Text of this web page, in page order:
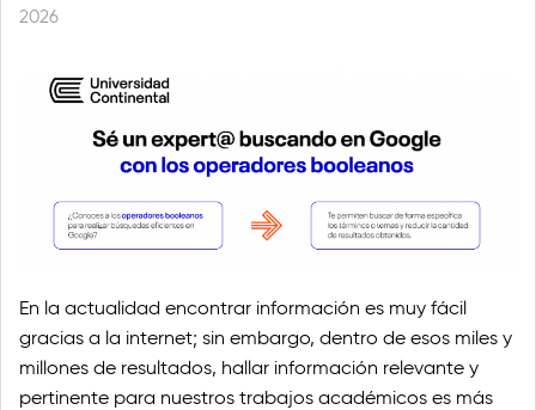
2026
En la actualidad encontrar información es muy fácil
gracias a la internet; sin embargo, dentro de esos miles y
millones de resultados, hallar información relevante y
pertinente para nuestros trabajos académicos es más